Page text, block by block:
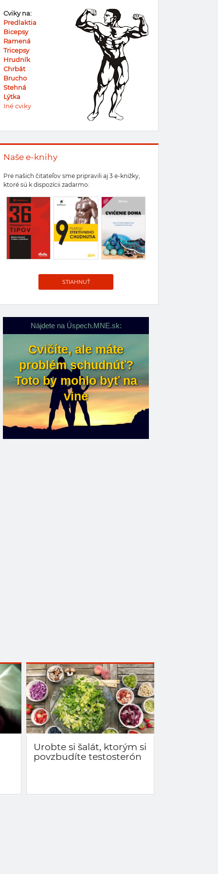
Cviky na:
Predlaktia
Bicepsy
Ramená
Tricepsy
Hrudník
Chrbát
Brucho
Stehná
Lýtka
Iné cviky
Naše e-knihy
Pre našich čitateľov sme pripravili aj 3 e-knižky,
ktoré sú k dispozícii zadarmo:
STIAHNUŤ
Urobte si šalát, ktorým si
povzbudíte testosterón